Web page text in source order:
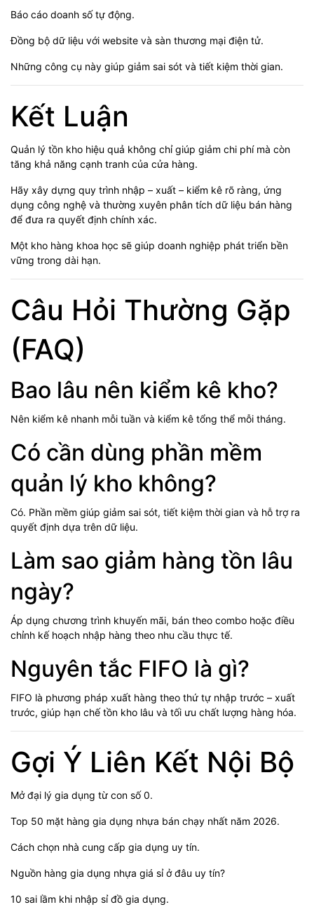
Báo cáo doanh số tự động.
Đồng bộ dữ liệu với website và sàn thương mại điện tử.
Những công cụ này giúp giảm sai sót và tiết kiệm thời gian.
Kết Luận
Quản lý tồn kho hiệu quả không chỉ giúp giảm chi phí mà còn
tăng khả năng cạnh tranh của cửa hàng.
Hãy xây dựng quy trình nhập – xuất – kiểm kê rõ ràng, ứng
dụng công nghệ và thường xuyên phân tích dữ liệu bán hàng
để đưa ra quyết định chính xác.
Một kho hàng khoa học sẽ giúp doanh nghiệp phát triển bền
vững trong dài hạn.
Câu Hỏi Thường Gặp
(FAQ)
Bao lâu nên kiểm kê kho?
Nên kiểm kê nhanh mỗi tuần và kiểm kê tổng thể mỗi tháng.
Có cần dùng phần mềm
quản lý kho không?
Có. Phần mềm giúp giảm sai sót, tiết kiệm thời gian và hỗ trợ ra
quyết định dựa trên dữ liệu.
Làm sao giảm hàng tồn lâu
ngày?
Áp dụng chương trình khuyến mãi, bán theo combo hoặc điều
chỉnh kế hoạch nhập hàng theo nhu cầu thực tế.
Nguyên tắc FIFO là gì?
FIFO là phương pháp xuất hàng theo thứ tự nhập trước – xuất
trước, giúp hạn chế tồn kho lâu và tối ưu chất lượng hàng hóa.
Gợi Ý Liên Kết Nội Bộ
Mở đại lý gia dụng từ con số 0.
Top 50 mặt hàng gia dụng nhựa bán chạy nhất năm 2026.
Cách chọn nhà cung cấp gia dụng uy tín.
Nguồn hàng gia dụng nhựa giá sỉ ở đâu uy tín?
10 sai lầm khi nhập sỉ đồ gia dụng.